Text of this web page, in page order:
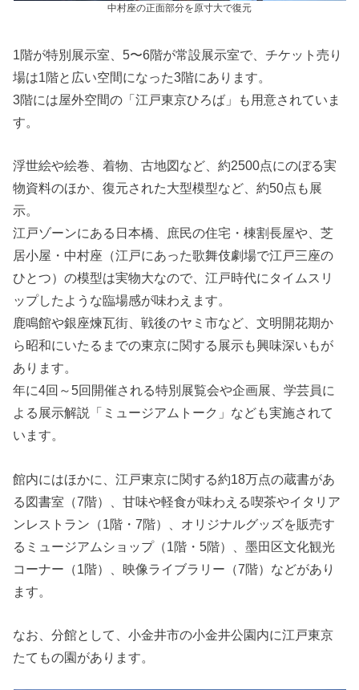
中村座の正面部分を原寸大で復元
1階が特別展示室、5〜6階が常設展示室で、チケット売り
場は1階と広い空間になった3階にあります。
3階には屋外空間の「江戸東京ひろば」も用意されていま
す。
浮世絵や絵巻、着物、古地図など、約2500点にのぼる実
物資料のほか、復元された大型模型など、約50点も展
示。
江戸ゾーンにある日本橋、庶民の住宅・棟割長屋や、芝
居小屋・中村座（江戸にあった歌舞伎劇場で江戸三座の
ひとつ）の模型は実物大なので、江戸時代にタイムスリ
ップしたような臨場感が味わえます。
鹿鳴館や銀座煉瓦街、戦後のヤミ市など、文明開花期か
ら昭和にいたるまでの東京に関する展示も興味深いもが
あります。
年に4回～5回開催される特別展覧会や企画展、学芸員に
よる展示解説「ミュージアムトーク」なども実施されて
います。
館内にはほかに、江戸東京に関する約18万点の蔵書があ
る図書室（7階）、甘味や軽食が味わえる喫茶やイタリア
ンレストラン（1階・7階）、オリジナルグッズを販売す
るミュージアムショップ（1階・5階）、墨田区文化観光
コーナー（1階）、映像ライブラリー（7階）などがあり
ます。
なお、分館として、小金井市の小金井公園内に江戸東京
たてもの園があります。